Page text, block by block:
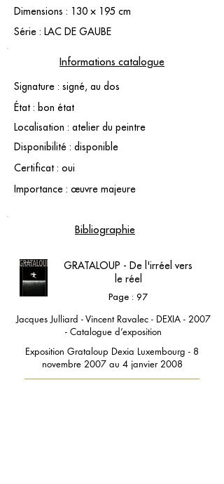
Dimensions : 130 × 195 cm
Série : LAC DE GAUBE
Informations catalogue
Signature : signé, au dos
État : bon état
Localisation : atelier du peintre
Disponibilité : disponible
Certificat : oui
Importance : œuvre majeure
Bibliographie
GRATALOUP - De l'irréel vers
le réel
Page : 97
Jacques Julliard - Vincent Ravalec - DEXIA - 2007
- Catalogue d’exposition
Exposition Grataloup Dexia Luxembourg - 8
novembre 2007 au 4 janvier 2008